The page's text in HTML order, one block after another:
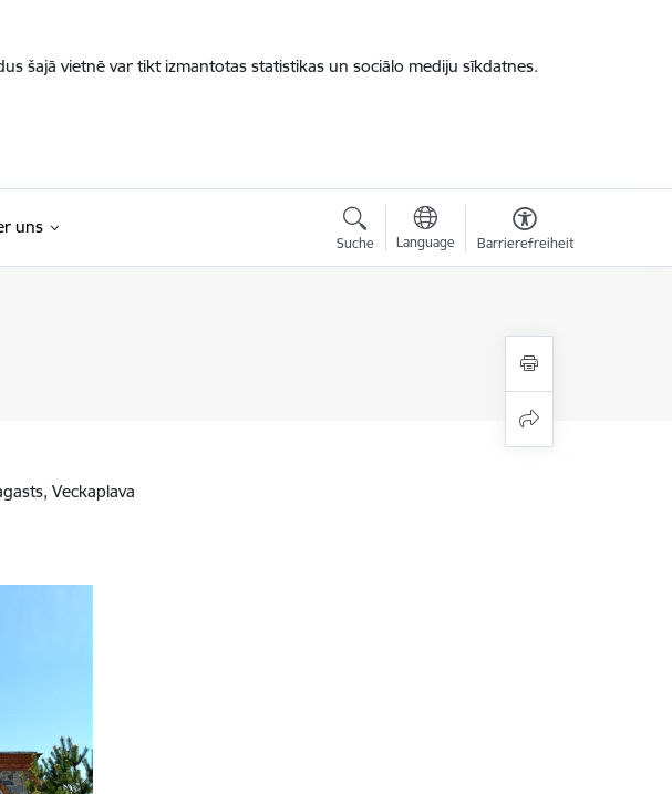
šajā vietnē var tikt izmantotas statistikas un sociālo mediju sīkdatnes.
uns
Suche Language Barrierefreiheit
Veckaplava